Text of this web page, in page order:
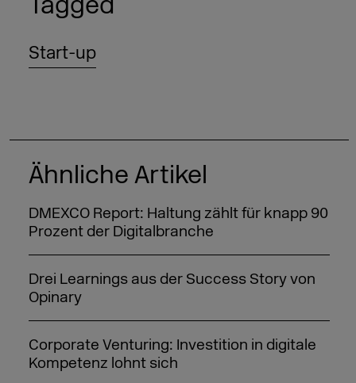
Start-up
Ähnliche Artikel
DMEXCO Report: Haltung zählt für knapp 90
Prozent der Digitalbranche
Drei Learnings aus der Success Story von
Opinary
Corporate Venturing: Investition in digitale
Kompetenz lohnt sich